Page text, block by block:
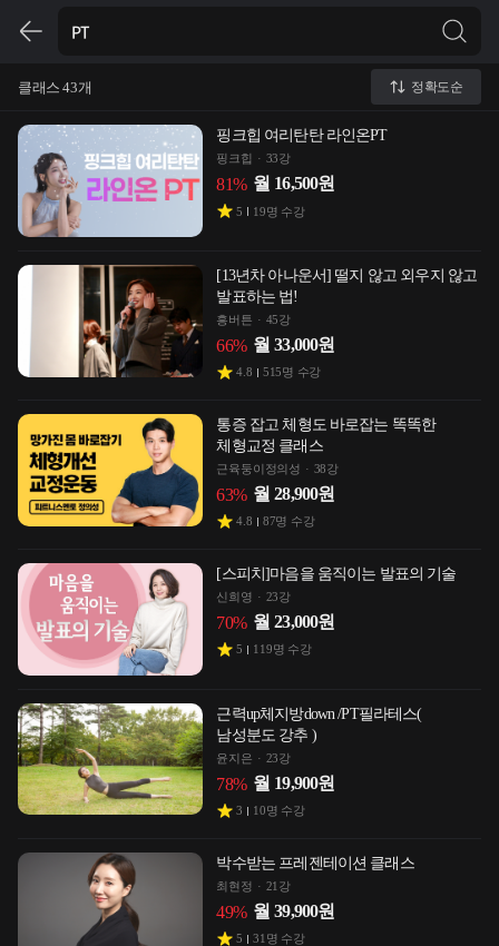
클래스 43개 정확도순
핑크힙 여리탄탄 라인온PT
핑크힙 33강
81% 월 16,500원
5 19명 수강
[13년차 아나운서] 떨지 않고 외우지 않고
발표하는 법!
흥버튼 45강
66% 월 33,000원
4.8 515명 수강
통증 잡고 체형도 바로잡는 똑똑한
체형교정 클래스
근육둥이정의성 38강
63% 월 28,900원
4.8 87명 수강
[스피치]마음을 움직이는 발표의 기술
신희영 23강
70% 월 23,000원
5 119명 수강
근력up체지방down /PT필라테스(
남성분도 강추 )
윤지은 23강
78% 월 19,900원
3 10명 수강
박수받는 프레젠테이션 클래스
최현정 21강
49% 월 39,900원
5 31 명 수강